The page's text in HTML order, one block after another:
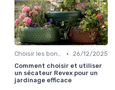
Choisir les bons outils •
26/12/2025
Comment choisir et utiliser
un sécateur Revex pour un
jardinage efficace